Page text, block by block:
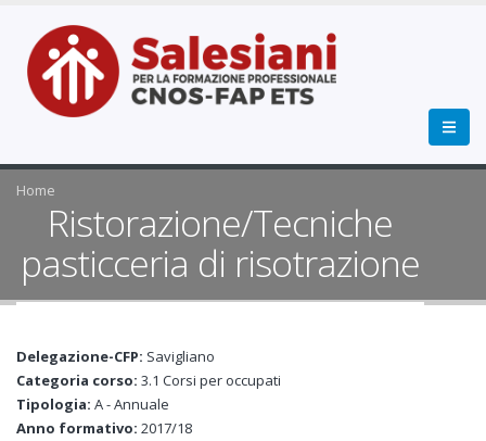
Home
Ristorazione/Tecniche
pasticceria di risotrazione
Delegazione-CFP: Savigliano
Categoria corso: 3.1 Corsi per occupati
Tipologia: A - Annuale
Anno formativo: 2017/18